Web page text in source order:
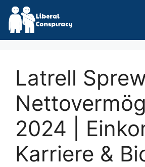
Skip
content
Latrell
2024 |
Karriere &